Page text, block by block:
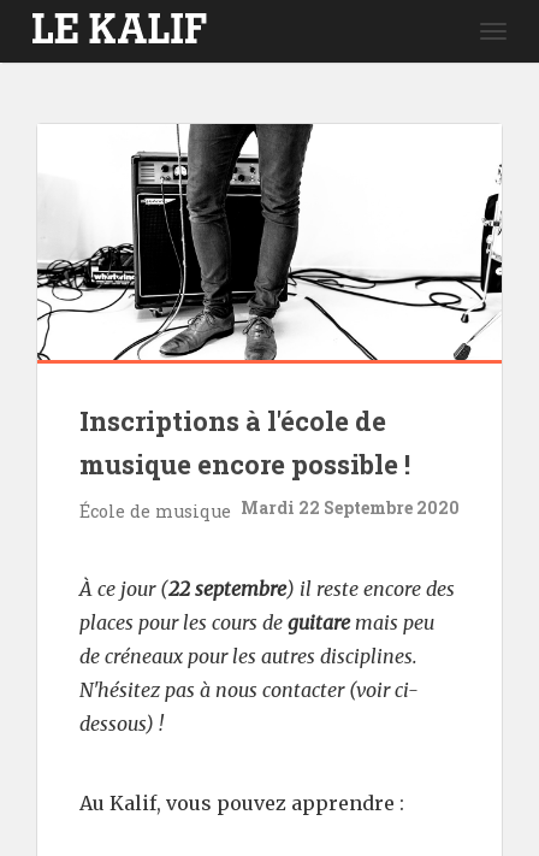
Inscriptions à l'école de
musique encore possible !
École de musique Mardi 22 Septembre 2020
À ce jour (22 septembre) il reste encore des
places pour les cours de guitaremais peu
de créneaux pour les autres disciplines.
N'hésitez pas à nous contacter (voir ci-
dessous) !
Au Kalif, vous pouvez apprendre :